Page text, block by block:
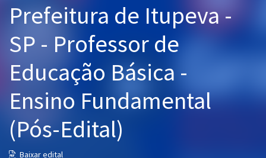
Graduação
OAB
Mentorias
Questões grátis
Prefeitura de Itupeva -
SP - Professor de
Educação Básica -
Ensino Fundamental
(Pós-Edital)
Baixar edital